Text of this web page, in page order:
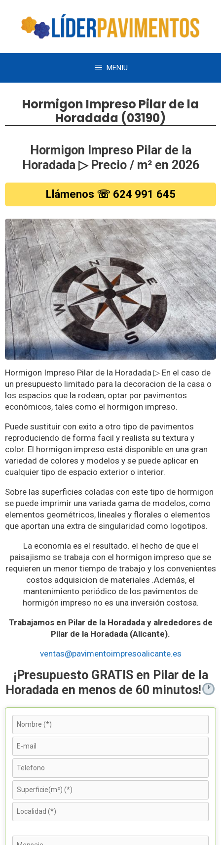
contenido
MENIU
Hormigon Impreso Pilar de la
Horadada (03190)
Hormigon Impreso Pilar de la
Horadada ▷ Precio / m² en 2026
Llámenos ☏ 624 991 645
Hormigon Impreso Pilar de la Horadada ▷ En el caso de
un presupuesto limitado para la decoracion de la casa o
los espacios que la rodean, optar por pavimentos
económicos, tales como el hormigon impreso.
Puede sustituir con exito a otro tipo de pavimentos
reproduciendo de forma facil y realista su textura y
color. El hormigon impreso está disponible en una gran
variedad de colores y modelos y se puede aplicar en
cualquier tipo de espacio exterior o interior.
Sobre las superficies coladas con este tipo de hormigon
se puede imprimir una variada gama de modelos, como
elementos geométricos, lineales y florales o elementos
que aportan una extra de singularidad como logotipos.
La economía es el resultado. el hecho de que el
paisajismo se trabaja con el hormigon impreso que se
requieren un menor tiempo de trabajo y los convenientes
costos adquisicion de materiales .Además, el
mantenimiento periódico de los pavimentos de
hormigón impreso no es una inversión costosa.
Trabajamos en Pilar de la Horadada y alrededores de
Pilar de la Horadada (Alicante).
ventas@pavimentoimpresoalicante.es
¡Presupuesto GRATIS en Pilar de la
Horadada en menos de 60 minutos!